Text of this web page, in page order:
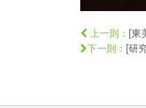
上一則： [東
下一則： [研